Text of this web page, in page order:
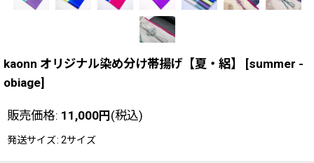
kaonn オリジナル染め分け帯揚げ【夏・絽】 [summer -
obiage]
販売価格: 11,000円(税込)
発送サイズ: 2サイズ